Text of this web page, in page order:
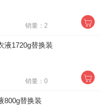
销量：2
液1720g替换装
销量：0
800g替换装